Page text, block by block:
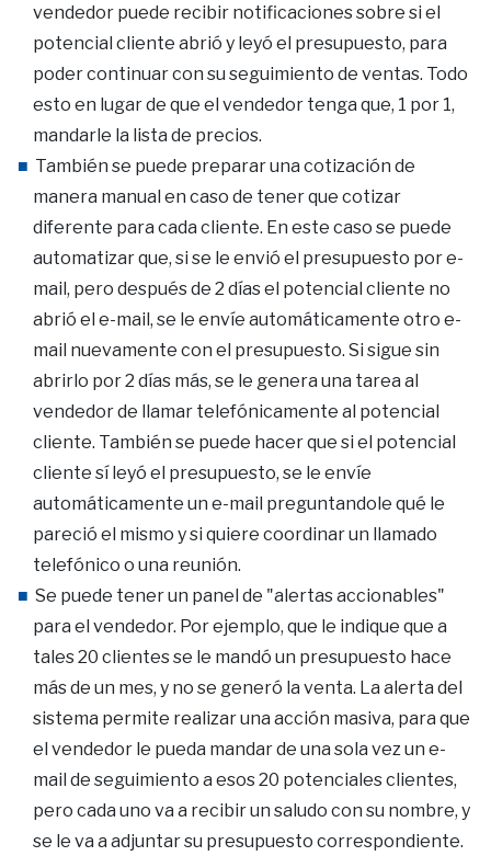
vendedor puede recibir notificaciones sobre si el
potencial cliente abrió y leyó el presupuesto, para
poder continuar con su seguimiento de ventas. Todo
esto en lugar de que el vendedor tenga que, 1 por 1,
mandarle la lista de precios.
También se puede preparar una cotización de
manera manual en caso de tener que cotizar
diferente para cada cliente. En este caso se puede
automatizar que, si se le envió el presupuesto por e-
mail, pero después de 2 días el potencial cliente no
abrió el e-mail, se le envíe automáticamente otro e-
mail nuevamente con el presupuesto. Si sigue sin
abrirlo por 2 días más, se le genera una tarea al
vendedor de llamar telefónicamente al potencial
cliente. También se puede hacer que si el potencial
cliente sí leyó el presupuesto, se le envíe
automáticamente un e-mail preguntandole qué le
pareció el mismo y si quiere coordinar un llamado
telefónico o una reunión.
Se puede tener un panel de "alertas accionables"
para el vendedor. Por ejemplo, que le indique que a
tales 20 clientes se le mandó un presupuesto hace
más de un mes, y no se generó la venta. La alerta del
sistema permite realizar una acción masiva, para que
el vendedor le pueda mandar de una sola vez un e-
mail de seguimiento a esos 20 potenciales clientes,
pero cada uno va a recibir un saludo con su nombre, y
se le va a adjuntar su presupuesto correspondiente.